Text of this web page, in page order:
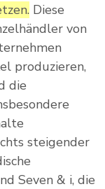
Diese
von
produzieren,
die
steigender
Seven & i, die